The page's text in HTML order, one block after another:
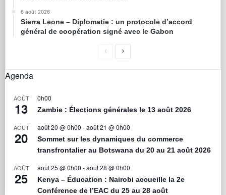
6 août 2026
Sierra Leone – Diplomatie : un protocole d’accord
général de coopération signé avec le Gabon
Agenda
AOÛT
13
0h00
Zambie : Élections générales le 13 août 2026
AOÛT
20
août 20 @ 0h00 -août 21 @ 0h00
Sommet sur les dynamiques du commerce
transfrontalier au Botswana du 20 au 21 août 2026
AOÛT
25
août 25 @ 0h00 -août 28 @ 0h00
Kenya – Éducation : Nairobi accueille la 2e
Conférence de l’EAC du 25 au 28 août